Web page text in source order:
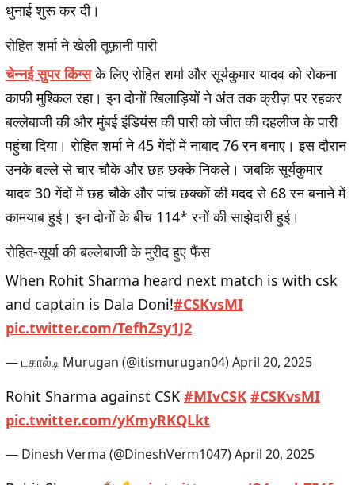
धुनाई शुरू कर दी।
रोहित शर्मा ने खेली तूफ़ानी पारी
चेन्नई सुपर किंग्सके लिए रोहित शर्मा और सूर्यकुमार यादव को रोकना
काफी मुश्किल रहा। इन दोनों खिलाड़ियों ने अंत तक क्रीज़ पर रहकर
बल्लेबाजी की और मुंबई इंडियंस की पारी को जीत की दहलीज के पारी
पहुंचा दिया। रोहित शर्मा ने 45 गेंदों में नाबाद 76 रन बनाए। इस दौरान
उनके बल्ले से चार चौके और छह छक्के निकले। जबकि सूर्यकुमार
यादव 30 गेंदों में छह चौके और पांच छक्कों की मदद से 68 रन बनाने में
कामयाब हुई। इन दोनों के बीच 114* रनों की साझेदारी हुई।
रोहित-सूर्या की बल्लेबाजी के मुरीद हुए फैंस
When Rohit Sharma heard next match is with csk
and captain is Dala Doni!#CSKvsMI
pic.twitter.com/TefhZsy1J2
— டகால்டி Murugan (@itismurugan04)April 20, 2025
Rohit Sharma against CSK #MIvCSK #CSKvsMI
pic.twitter.com/yKmyRKQLkt
— Dinesh Verma (@DineshVerm1047)April 20, 2025